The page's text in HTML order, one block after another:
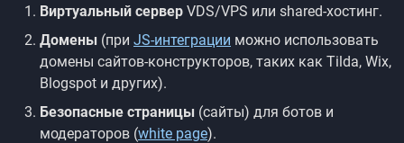
Виртуальный сервер VDS/VPS или shared-хостинг.
Домены (при JS-интеграции можно использовать
домены сайтов-конструкторов, таких как Tilda, Wix,
Blogspot и других).
Безопасные страницы (сайты) для ботов и
модераторов (white page).